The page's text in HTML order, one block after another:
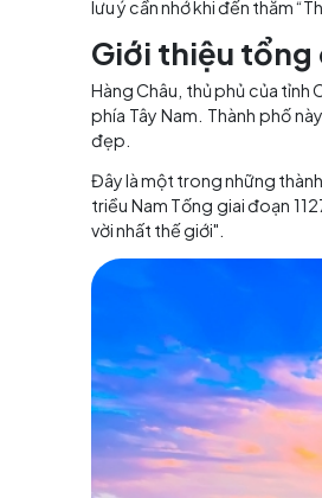
Sở hữu nhiều danh
Trung Quốc hiện lên
lưu ý cần nhớ khi đến
Giới thiệu
Hàng Châu, thủ phủ
phía Tây Nam. Thành
đẹp.
Đây là một trong
triều Nam Tống giai
vời nhất thế giới".